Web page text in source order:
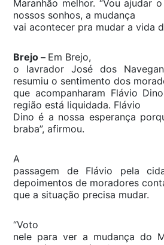
Maranhão melhor. “Vou ajudar
nossos sonhos, a mudança
vai acontecer pra mudar a vida
Brejo – Em Brejo,
o lavrador José dos
resumiu o sentimento dos
que acompanharam Flávio
região está liquidada. Flávio
Dino é a nossa esperança
braba”, afirmou.
A
passagem de Flávio pela
depoimentos de moradores
que a situação precisa mudar.
“Voto
nele para ver a mudança do